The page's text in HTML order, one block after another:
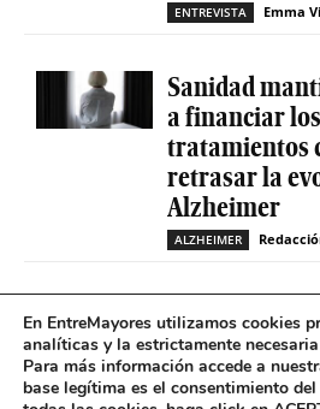
ENTREVISTA Emma
Sanidad
a financiar
tratamientos
retrasar la
Alzheimer
ALZHEIMER
La geriatría
peso en el
ante el
En EntreMayores utilizamos cookies
analíticas y la estrictamente
Para más información accede a
base legítima es el consentimiento